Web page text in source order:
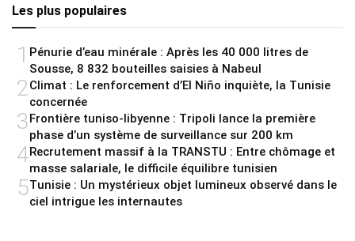
Les plus populaires
1 Pénurie d’eau minérale : Après les 40 000 litres de
Sousse, 8 832 bouteilles saisies à Nabeul
2Climat : Le renforcement d’El Niño inquiète, la Tunisie
concernée
3Frontière tuniso-libyenne : Tripoli lance la première
phase d’un système de surveillance sur 200 km
4Recrutement massif à la TRANSTU : Entre chômage et
masse salariale, le difficile équilibre tunisien
5Tunisie : Un mystérieux objet lumineux observé dans le
ciel intrigue les internautes